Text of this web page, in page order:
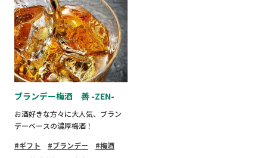
ブランデー梅酒 善 -ZEN-
お酒好きな方々に大人気、ブラン
デーベースの濃厚梅酒！
ギフト
ブランデー
梅酒